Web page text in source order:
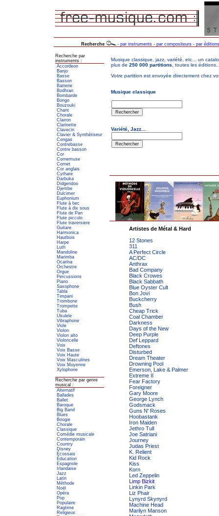
Recherche - par instruments - par compositeurs - par éditions
Recherche par
instruments :
Accordeon
Banjo
Basse
Basson
Batterie
Bodhran
Bombarde
Bongo
Bouzouki
Chant
Chorale
Clairon
Clarinette
Clavecin
Clavier & Synthétiseur
Congas
Contrebasse
Contre basson
Cor
Cornemuse
Cornet
Cor anglais
Cythare
Darbuka
Didgeridoo
Djembe
Dulcimer
Euphonium
Flute à bec
Flute à dix sous
Flute de Pan
Flute piccolo
Flute traversiere
Guitare
Harmonica
Hautbois
Harpe
Luth
Mandoline
Marimba
Ocarina
Orchestre
Orgue
Percussions
Piano
Saxophone
Tabla
Timpani
Trombone
Trompette
Tuba
Ukulele
Vibraphone
Viole
Violon
Violon alto
Violoncelle
Voix
Voix Basse
Voix Haute
Voix Masculines
Voix Moyenne
Xylophone
Recherche par genre
musical :
Alternatif
Ballades
Ballet
Baroque
Big Band
Blues
Boogie
Chorale
Classique
Comédie musicale
Contemporain
Country
Disney
Écossais
Éducation
Espagnole
Irlandaise
Jazz
Latin
Méthode
Noël
Opéra
Pop
Populaire
Ragtime
Religieux
Artistes de Métal & Hard
12 Stones
311
A Perfect Circle
AC/DC
Anthrax
Bad Company
Black Crowes
Black Sabbath
Blue Oyster Cult
Bon Jovi
Buckcherry
Bush
Cheap Trick
Coal Chamber
Darkness
Days of the New
Deep Purple
Def Leppard
Deftones
Disturbed
Dream Theater
Drowning Pool
Emerson, Lake & Palmer
Extreme II
Fear Factory
Foreigner
Gary Moore
George Lynch
Godsmack
Guns N' Roses
Hoobastank
Iron Maiden
Jethro Tull
Joe Satriani
Journey
Judas Priest
K. Relient
Kid Rock
Kiss
Korn
Led Zeppelin
Limp Bizkit
Linkin Park
Liz Phair
Lynyrd Skynyrd
Machine Head
Marilyn Manson